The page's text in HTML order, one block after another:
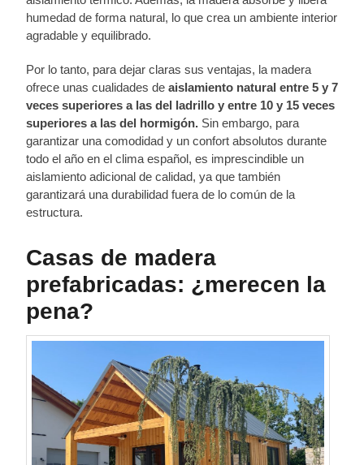
humedad de forma natural, lo que crea un ambiente interior
agradable y equilibrado.
Por lo tanto, para dejar claras sus ventajas, la madera
ofrece unas cualidades de aislamiento natural entre 5 y 7
veces superiores a las del ladrillo y entre 10 y 15 veces
superiores a las del hormigón. Sin embargo, para
garantizar una comodidad y un confort absolutos durante
todo el año en el clima español, es imprescindible un
aislamiento adicional de calidad, ya que también
garantizará una durabilidad fuera de lo común de la
estructura.
Casas de madera
prefabricadas: ¿merecen la
pena?